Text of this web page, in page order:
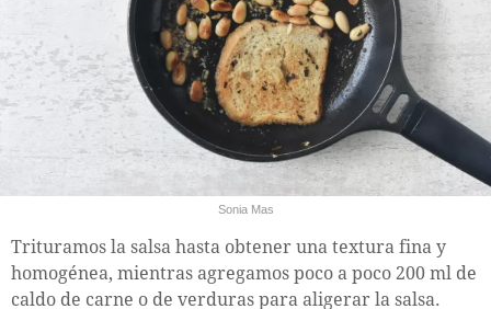
Sonia Mas
Trituramos la salsa hasta obtener una textura fina y
homogénea, mientras agregamos poco a poco 200 ml de
caldo de carne o de verduras para aligerar la salsa.